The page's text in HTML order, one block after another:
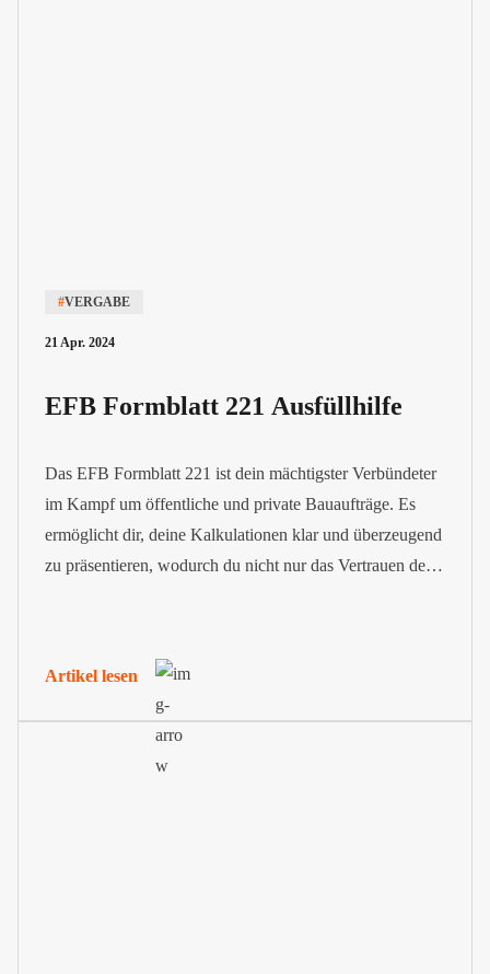
#VERGABE
21 Apr. 2024
EFB Formblatt 221 Ausfüllhilfe
Das EFB Formblatt 221 ist dein mächtigster Verbündeter
im Kampf um öffentliche und private Bauaufträge. Es
ermöglicht dir, deine Kalkulationen klar und überzeugend
zu präsentieren, wodurch du nicht nur das Vertrauen der
gerechtfertigte Nachträge legst.
Artikel lesen